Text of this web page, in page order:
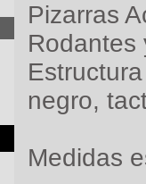
Pizarras
Rodantes
negro,
Medidas